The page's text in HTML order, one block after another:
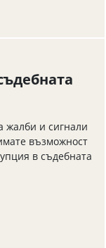
жалби и сигнали
възможност
в съдебната